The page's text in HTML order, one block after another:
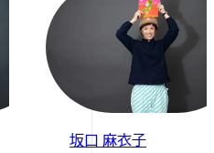
坂口 麻衣子